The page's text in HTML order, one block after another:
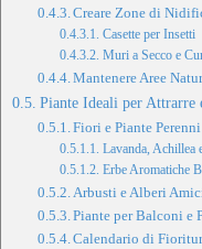
Creare Zone di
Casette per Insetti
Muri a Secco e
Mantenere Aree
Piante Ideali per
Fiori e Piante Perenni
Lavanda, Achillea
Erbe Aromatiche
Arbusti e Alberi
Piante per Balconi e
Calendario di